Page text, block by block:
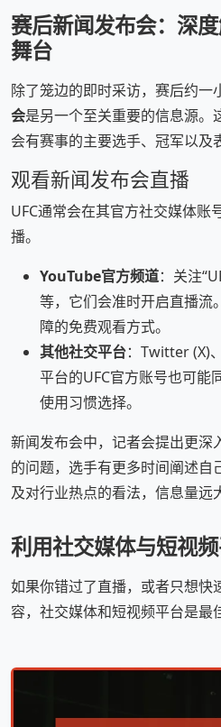
赛后新闻发布会：深
舞台
除了笼边的即时采访，赛后约一
会是另一个至关重要的信息源。
会有赛事的主要选手、冠军以及
观看新闻发布会直播
UFC通常会在其官方社交媒体账
播。
YouTube官方频道：关注
等，它们会准时开启直播流
障的免费观看方式。
其他社交平台：Twitter (X)
平台的UFC官方账号也可能
使用习惯选择。
新闻发布会中，记者会提出更深
的问题，选手有更多时间阐述自
及对行业热点的看法，信息量远
利用社交媒体与短视
如果你错过了直播，或者只想快
容，社交媒体和短视频平台是最